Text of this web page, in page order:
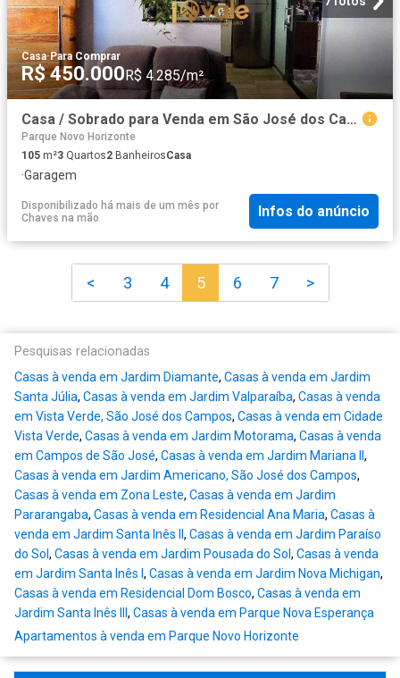
Casa·Para Comprar
R$ 450.000R$ 4.285/m²
Casa / Sobrado para Venda em São José dos Campos/SP Jardim Santa Júlia 3 Quartos
Parque Novo Horizonte
105 m²3 Quartos2 BanheirosCasa
·Garagem
Disponibilizado há mais de um mês por
Chaves na mão
Infos do anúncio
< 3 4 5 6 7 >
Pesquisas relacionadas
Casas à venda em Jardim Diamante, Casas à venda em Jardim
Santa Júlia, Casas à venda em Jardim Valparaíba, Casas à venda
em Vista Verde, São José dos Campos, Casas à venda em Cidade
Vista Verde, Casas à venda em Jardim Motorama, Casas à venda
em Campos de São José, Casas à venda em Jardim Mariana II ,
Casas à venda em Jardim Americano, São José dos Campos,
Casas à venda em Zona Leste, Casas à venda em Jardim
Pararangaba, Casas à venda em Residencial Ana Maria, Casas à
venda em Jardim Santa Inês II , Casas à venda em Jardim Paraíso
do Sol , Casas à venda em Jardim Pousada do Sol , Casas à venda
em Jardim Santa Inês I , Casas à venda em Jardim Nova Michigan,
Casas à venda em Residencial Dom Bosco, Casas à venda em
Jardim Santa Inês III , Casas à venda em Parque Nova Esperança
Apartamentos à venda em Parque Novo Horizonte